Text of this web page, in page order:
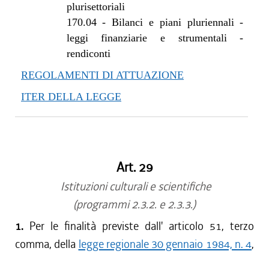
plurisettoriali
170.04-Bilanci e piani pluriennali -
leggi finanziarie e strumentali -
rendiconti
REGOLAMENTI DI ATTUAZIONE
ITER DELLA LEGGE
Art. 29
Istituzioni culturali e scientifiche
(programmi 2.3.2. e 2.3.3.)
1. Per le finalità previste dall' articolo 51, terzo
comma, della legge regionale 30 gennaio 1984, n. 4,